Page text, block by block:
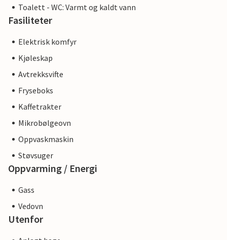
Toalett - WC: Varmt og kaldt vann
Fasiliteter
Elektrisk komfyr
Kjøleskap
Avtrekksvifte
Fryseboks
Kaffetrakter
Mikrobølgeovn
Oppvaskmaskin
Støvsuger
Oppvarming / Energi
Gass
Vedovn
Utenfor